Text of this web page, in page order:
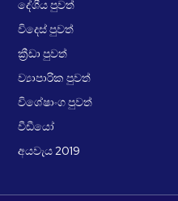
දේශීය පුවත්
විදෙස් පුවත්
ක්‍රීඩා පුවත්
ව්‍යාපාරික පුවත්
විශේෂාංග පුවත්
වීඩීයෝ
අයවැය 2019